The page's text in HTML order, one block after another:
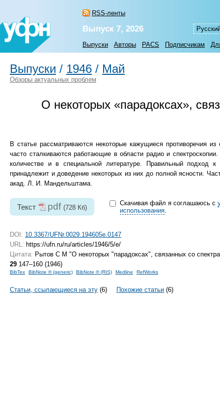
RSS-ленты
Выпуск 7, 2026
Выпуски Авторы PACS Подписчикам
Выпуски / 1946 / Май
Обзоры актуальных проблем
О некоторых «парадоксах»,
В статье рассматриваются некоторые кажущиеся противоречия
часто сталкиваются работающие в области радио и
количестве и в специальной литературе. Правильный
принадлежит и доведение некоторых из них до полной ясности.
акад. Л. И. Мандельштама.
Текст pdf (728 Кб)
Скачивая файл я соглашаюсь с
использования.
DOI: 10.3367/UFNr.0029.194605e.0147
URL: https://ufn.ru/ru/articles/1946/5/e/
Цитата: Рытов С М "О некоторых "парадоксах", связанных со
29 147–160 (1946)
BibTex BibNote ® (generic) BibNote ® (RIS) Medline RefWorks
Статьи, ссылающиеся на эту (6) Похожие статьи (6)